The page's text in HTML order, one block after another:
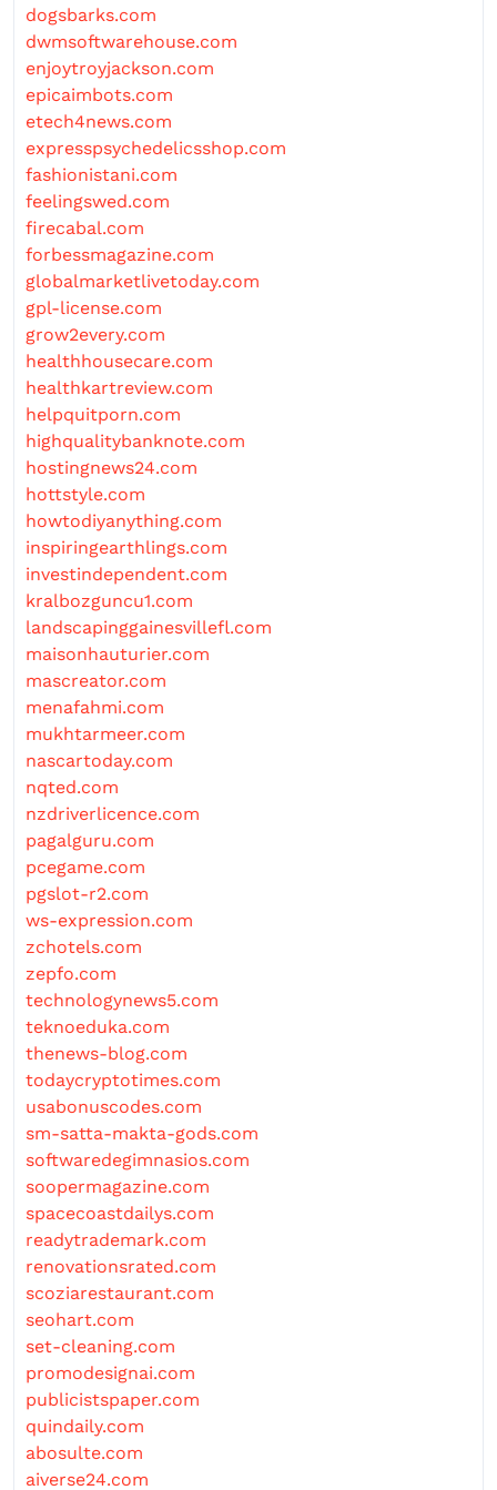
dogsbarks.com
dwmsoftwarehouse.com
enjoytroyjackson.com
epicaimbots.com
etech4news.com
expresspsychedelicsshop.com
fashionistani.com
feelingswed.com
firecabal.com
forbessmagazine.com
globalmarketlivetoday.com
gpl-license.com
grow2every.com
healthhousecare.com
healthkartreview.com
helpquitporn.com
highqualitybanknote.com
hostingnews24.com
hottstyle.com
howtodiyanything.com
inspiringearthlings.com
investindependent.com
kralbozguncu1.com
landscapinggainesvillefl.com
maisonhauturier.com
mascreator.com
menafahmi.com
mukhtarmeer.com
nascartoday.com
nqted.com
nzdriverlicence.com
pagalguru.com
pcegame.com
pgslot-r2.com
ws-expression.com
zchotels.com
zepfo.com
technologynews5.com
teknoeduka.com
thenews-blog.com
todaycryptotimes.com
usabonuscodes.com
sm-satta-makta-gods.com
softwaredegimnasios.com
soopermagazine.com
spacecoastdailys.com
readytrademark.com
renovationsrated.com
scoziarestaurant.com
seohart.com
set-cleaning.com
promodesignai.com
publicistspaper.com
quindaily.com
abosulte.com
aiverse24.com